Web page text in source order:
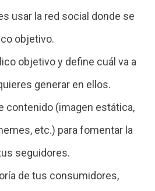
usar la red social donde se
objetivo.
objetivo y define cuál va a
generar en ellos.
contenido (imagen estática,
etc.) para fomentar la
seguidores.
de tus consumidores,